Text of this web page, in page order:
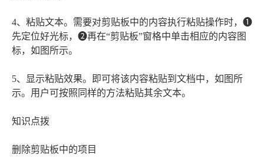
4、粘贴文本。需要对剪贴板中的内容执行粘贴操作时，❶
先定位好光标，❷再在“剪贴板”窗格中单击相应的内容图
标，如图所示。
5、显示粘贴效果。即可将该内容粘贴到文档中，如图所
示。用户可按照同样的方法粘贴其余文本。
知识点拨
删除剪贴板中的项目